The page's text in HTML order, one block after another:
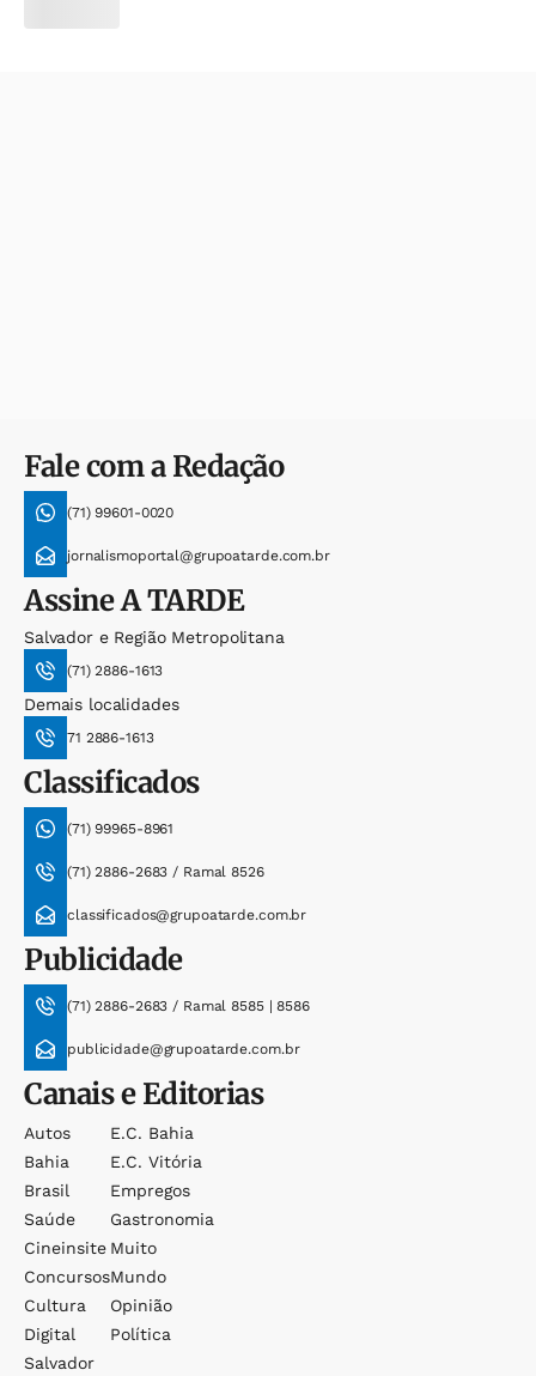
Fale com a Redação
(71) 99601-0020
jornalismoportal@grupoatarde.com.br
AssineA TARDE
Salvador e Região Metropolitana
(71) 2886-1613
Demais localidades
71 2886-1613
Classificados
(71) 99965-8961
(71) 2886-2683 / Ramal 8526
classificados@grupoatarde.com.br
Publicidade
(71) 2886-2683 / Ramal 8585 | 8586
publicidade@grupoatarde.com.br
Canais e Editorias
Autos
Bahia
Brasil
Saúde
Cineinsite
Concursos
Cultura
Digital
Salvador
E.c. Bahia
E.c. Vitória
Empregos
Gastronomia
Muito
Mundo
Opinião
Política